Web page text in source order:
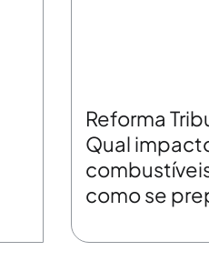
Reforma
Qual
como se